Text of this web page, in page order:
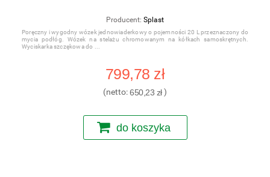
Producent: Splast
Poręczny i wygodny wózek jednowiaderkowy o pojemności 20 L przeznaczony do
mycia podłóg. Wózek na stelażu chromowanym na kółkach samoskrętnych.
Wyciskarka szczękowa do
799,78 zł
(netto:650,23 zł)
do koszyka